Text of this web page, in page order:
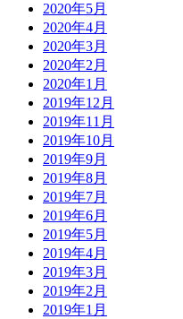
2020年5月
2020年4月
2020年3月
2020年2月
2020年1月
2019年12月
2019年11月
2019年10月
2019年9月
2019年8月
2019年7月
2019年6月
2019年5月
2019年4月
2019年3月
2019年2月
2019年1月